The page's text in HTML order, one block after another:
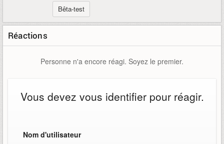
Bêta-test
Réactions
Personne n'a encore réagi. Soyez le premier.
Vous devez vous identifier pour réagir.
Nom d'utilisateur